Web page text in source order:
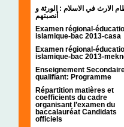
الارث في الاسلام : الورثة و
أنصبتهم
Examen régional-
islamique-bac 2013-casa
Examen régional-
islamique-bac 2013-
Enseignement
qualifiant: Programme
Répartition matières et
coefficients du cadre
organisant l’examen du
baccalauréat Candidats
officiels